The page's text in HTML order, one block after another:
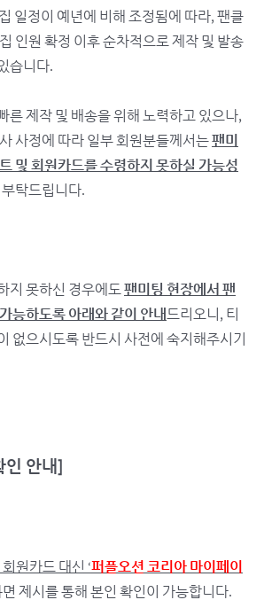
일정이 예년에 비해 조정됨에 따라, 팬클
인원 확정 이후 순차적으로 제작 및 발송
습니다.
른 제작 및 배송을 위해 노력하고 있으나,
사정에 따라 일부 회원분들께서는팬미
및 회원카드를 수령하지 못하실 가능성
탁드립니다.
지 못하신 경우에도팬미팅 현장에서 팬
능하도록 아래와 같이 안내드리오니, 티
없으시도록 반드시 사전에 숙지해주시기
인 안내]
원카드 대신 ‘퍼플오션 코리아 마이페이
제시를 통해 본인 확인이 가능합니다.